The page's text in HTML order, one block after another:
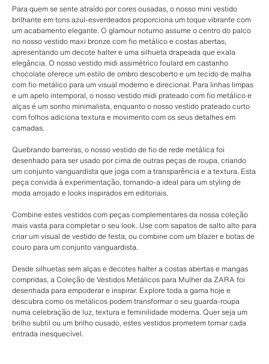
Para quem se sente atraído por cores ousadas, o nosso mini vestido
brilhante em tons azul-esverdeados proporciona um toque vibrante com
um acabamento elegante. O glamour noturno assume o centro do palco
no nosso vestido maxi bronze com fio metálico e costas abertas,
apresentando um decote halter e uma silhueta drapeada que exala
elegância. O nosso vestido midi assimétrico foulard em castanho
chocolate oferece um estilo de ombro descoberto e um tecido de malha
com fio metálico para um visual moderno e direcional. Para linhas limpas
e um apelo intemporal, o nosso vestido midi prateado com fio metálico e
alças é um sonho minimalista, enquanto o nosso vestido prateado curto
com folhos adiciona textura e movimento com os seus detalhes em
camadas.
Quebrando barreiras, o nosso vestido de fio de rede metálica foi
desenhado para ser usado por cima de outras peças de roupa, criando
um conjunto vanguardista que joga com a transparência e a textura. Esta
peça convida à experimentação, tornando-a ideal para um styling de
moda arrojado e looks inspirados em editoriais.
Combine estes vestidos com peças complementares da nossa coleção
mais vasta para completar o seu look. Use com sapatos de salto alto para
criar um visual de vestido de festa, ou combine com um blazer e botas de
couro para um conjunto vanguardista.
Desde silhuetas sem alças e decotes halter a costas abertas e mangas
compridas, a Coleção de Vestidos Metálicos para Mulher da ZARA foi
desenhada para empoderar e inspirar. Explore toda a gama hoje e
descubra como os metálicos podem transformar o seu guarda-roupa
numa celebração de luz, textura e feminilidade moderna. Quer seja um
brilho subtil ou um brilho ousado, estes vestidos prometem tornar cada
entrada inesquecível.